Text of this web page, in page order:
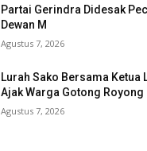
Partai Gerindra Didesak
Dewan M
Agustus 7, 2026
Lurah Sako Bersama Ketua
Ajak Warga Gotong Royong
Agustus 7, 2026